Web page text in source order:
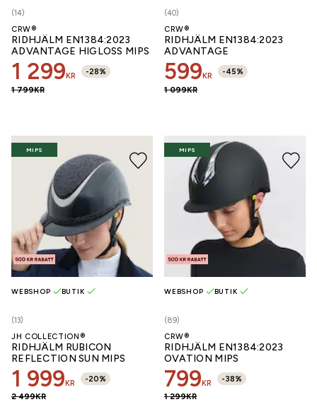
(14)
CRW®
RIDHJÄLM EN1384:2023
ADVANTAGE HIGLOSS MIPS
1 299KR -28%
1 799KR
(40)
CRW®
RIDHJÄLM EN1384:2023
ADVANTAGE
599KR -45%
1 099KR
MIPS
(13)
WEBSHOP BUTIK
JH COLLECTION®
RIDHJÄLM RUBICON
REFLECTION SUN MIPS
1 999KR -20%
2 499KR
MIPS
(89)
WEBSHOP BUTIK
CRW®
RIDHJÄLM EN1384:2023
OVATION MIPS
799KR -38%
1 299KR